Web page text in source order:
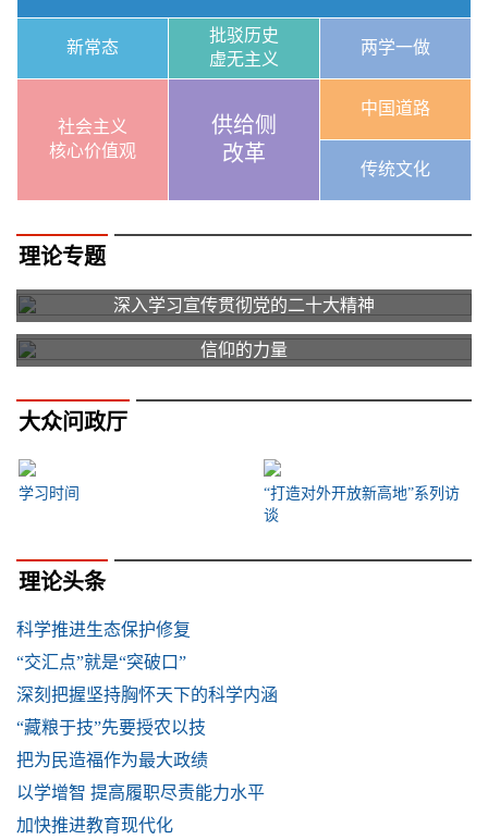
新常态
批驳历史
虚无主义
两学一做
社会主义
核心价值观
供给侧
改革
中国道路
传统文化
理论专题
深入学习宣传贯彻党的二十大精神
信仰的力量
大众问政厅
学习时间
“打造对外开放新高地”系列访
谈
理论头条
科学推进生态保护修复
“交汇点”就是“突破口”
深刻把握坚持胸怀天下的科学内涵
“藏粮于技”先要授农以技
把为民造福作为最大政绩
以学增智 提高履职尽责能力水平
加快推进教育现代化